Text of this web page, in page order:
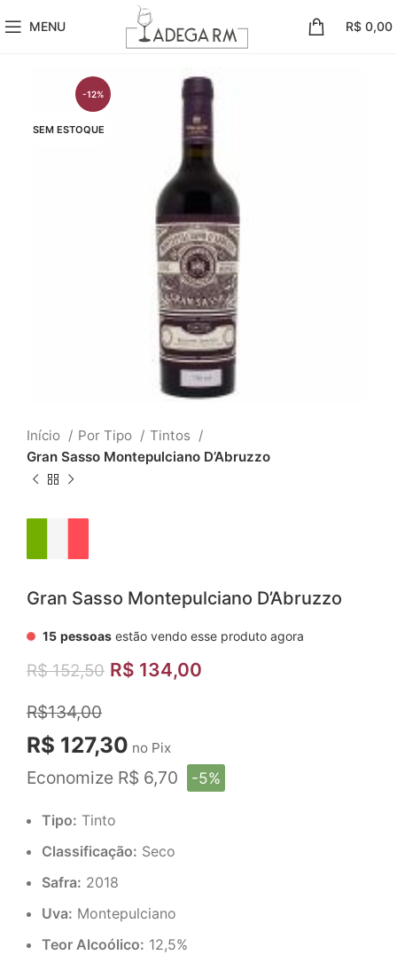
MENU R$ 0,00
-12%
SEM ESTOQUE
Início Por Tipo
Tintos
Gran Sasso Montepulciano D’Abruzzo
Gran Sasso Montepulciano D’Abruzzo
15 pessoas estão vendo esse produto agora
R$152,50 R$ 134,00
R$134,00
R$ 127,30 no Pix
Economize R$ 6,70 -5%
Tipo: Tinto
Classificação: Seco
Safra: 2018
Uva: Montepulciano
Teor Alcoólico: 12,5%